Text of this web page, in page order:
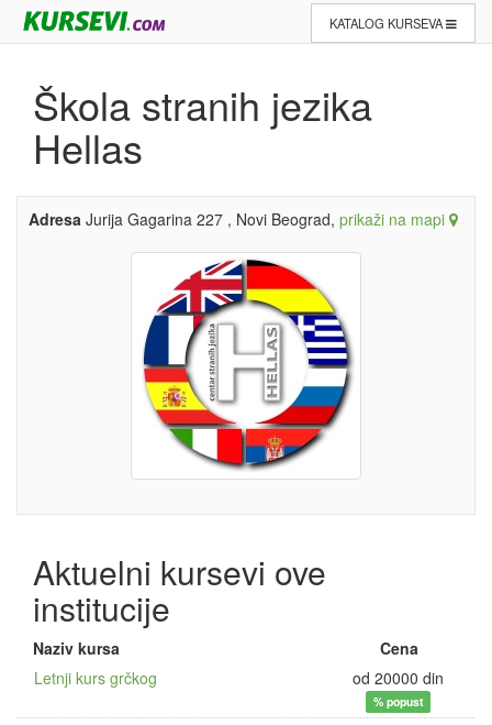
KATALOG KURSEVA
Škola stranih jezika
Hellas
Adresa Jurija Gagarina 227 , Novi Beograd, prikaži na mapi
Aktuelni kursevi ove
institucije
Naziv kursa
Cena
Letnji kurs grčkog
od 20000 din
% popust